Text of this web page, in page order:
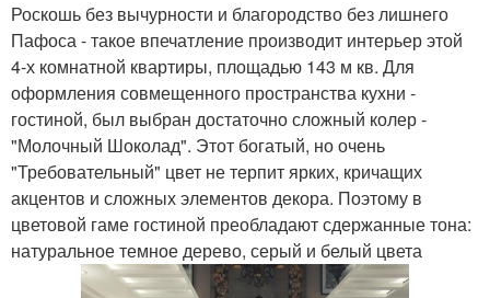
Роскошь без вычурности и благородство без лишнего
Пафоса - такое впечатление производит интерьер этой
4-х комнатной квартиры, площадью 143 м кв. Для
оформления совмещенного пространства кухни -
гостиной, был выбран достаточно сложный колер -
"Молочный Шоколад". Этот богатый, но очень
"Требовательный" цвет не терпит ярких, кричащих
акцентов и сложных элементов декора. Поэтому в
цветовой гаме гостиной преобладают сдержанные тона:
натуральное темное дерево, серый и белый цвета